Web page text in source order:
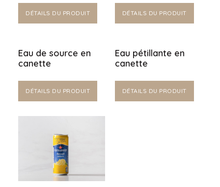
DÉTAILS DU PRODUIT DÉTAILS DU PRODUIT
Eau de source en
canette
DÉTAILS DU PRODUIT
Eau pétillante en
canette
DÉTAILS DU PRODUIT